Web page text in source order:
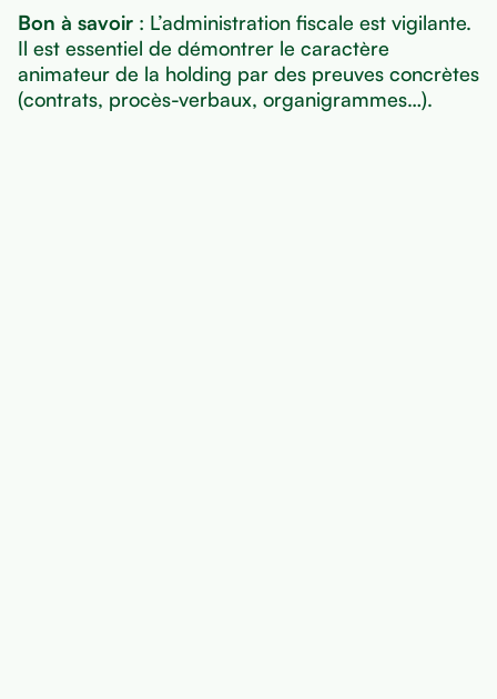
Bon à savoir : L’administration fiscale est vigilante.
Il est essentiel de démontrer le caractère
animateur de la holding par des preuves concrètes
(contrats, procès-verbaux, organigrammes…).